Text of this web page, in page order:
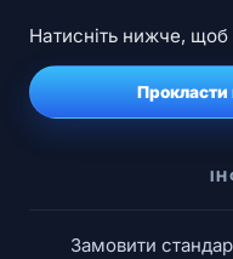
Натисніть нижче, щоб
Замовити